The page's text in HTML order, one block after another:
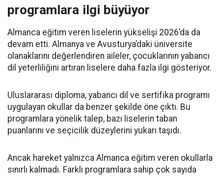
programlara ilgi büyüyor
Almanca eğitim veren liselerin yükselişi 2026’da da
devam etti. Almanya ve Avusturya’daki üniversite
olanaklarını değerlendiren aileler, çocuklarının yabancı
dil yeterliliğini artıran liselere daha fazla ilgi gösteriyor.
Uluslararası diploma, yabancı dil ve sertifika programı
uygulayan okullar da benzer şekilde öne çıktı. Bu
programlara yönelik talep, bazı liselerin taban
puanlarını ve seçicilik düzeylerini yukarı taşıdı.
Ancak hareket yalnızca Almanca eğitim veren okullarla
sınırlı kalmadı. Farklı programlara sahip çok sayıda